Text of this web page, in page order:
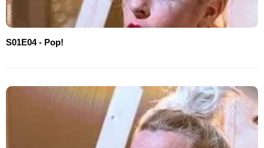
S01E04 - Pop!